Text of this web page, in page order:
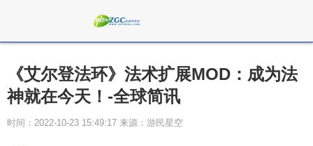
《艾尔登法环》法术扩展MOD：成为法
神就在今天！-全球简讯
时间：2022-10-23 15:49:17 来源：游民星空